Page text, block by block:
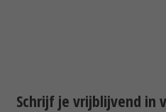
Schrijf je vrijblijvend in